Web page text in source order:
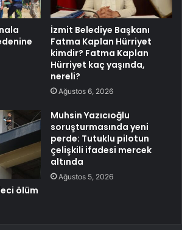
İzmit Belediye Başkanı
Fatma Kaplan Hürriyet
kimdir? Fatma Kaplan
Hürriyet kaç yaşında,
nereli?
Ağustos 6, 2026
ölüm
Muhsin Yazıcıoğlu
soruşturmasında yeni
perde: Tutuklu pilotun
çelişkili ifadesi mercek
altında
Ağustos 5, 2026